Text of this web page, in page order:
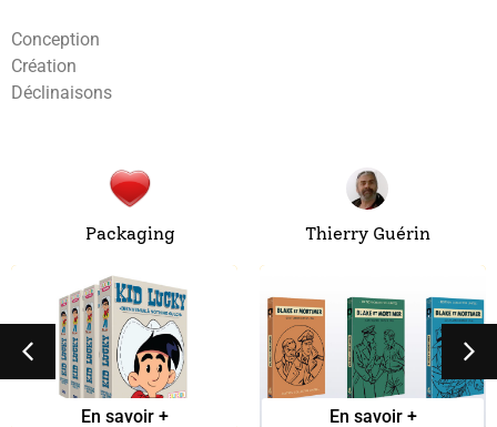
Conception
Création
Déclinaisons
Packaging Thierry Guérin
Coffret Kid Lucky
En savoir +
Blake et Mortimer
collector
En savoir +